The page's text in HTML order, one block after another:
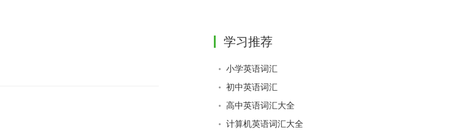
学习推荐
小学英语词汇
初中英语词汇
高中英语词汇大全
计算机英语词汇大全